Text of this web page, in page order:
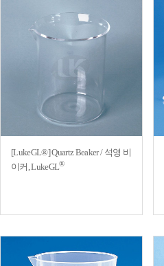
[LukeGL®] Quartz Beaker / 석영 비
이커, LukeGL®